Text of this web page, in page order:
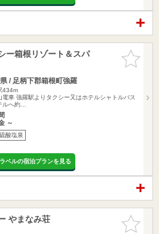
お気に入
りに追加
ー箱根リゾート＆スパ
/ 足柄下郡箱根町強羅
434m
電車 強羅駅よりタクシー又はホテルシャトルバス
ルへ約…
～
硫酸塩泉
ベルの宿泊プランを見る
お気に入
りに追加
やまなみ荘